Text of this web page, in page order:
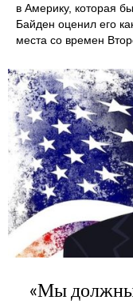
в Америку, которая
Байден оценил его
места со времен
«Мы должны